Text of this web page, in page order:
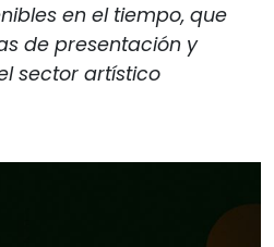
en el tiempo, que
de presentación y
sector artístico